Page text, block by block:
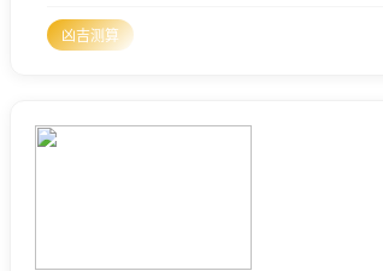
凶吉测算